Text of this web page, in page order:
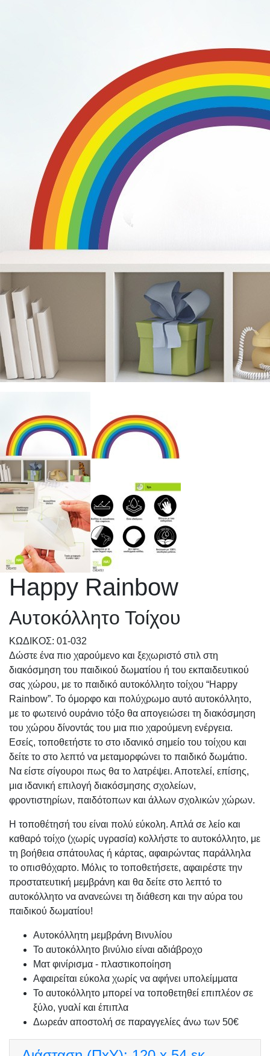
Happy Rainbow
Αυτοκόλλητο Τοίχου
KΩΔΙΚΟΣ: 01-032
Δώστε ένα πιο χαρούμενο και ξεχωριστό στιλ στη
διακόσμηση του παιδικού δωματίου ή του εκπαιδευτικού
σας χώρου, με το παιδικό αυτοκόλλητο τοίχου “Happy
Rainbow”. Το όμορφο και πολύχρωμο αυτό αυτοκόλλητο,
με το φωτεινό ουράνιο τόξο θα απογειώσει τη διακόσμηση
του χώρου δίνοντάς του μια πιο χαρούμενη ενέργεια.
Εσείς, τοποθετήστε το στο ιδανικό σημείο του τοίχου και
δείτε το στο λεπτό να μεταμορφώνει το παιδικό δωμάτιο.
Να είστε σίγουροι πως θα το λατρέψει. Αποτελεί, επίσης,
μια ιδανική επιλογή διακόσμησης σχολείων,
φροντιστηρίων, παιδότοπων και άλλων σχολικών χώρων.
Η τοποθέτησή του είναι πολύ εύκολη. Απλά σε λείο και
καθαρό τοίχο (χωρίς υγρασία) κολλήστε το αυτοκόλλητο, με
τη βοήθεια σπάτουλας ή κάρτας, αφαιρώντας παράλληλα
το οπισθόχαρτο. Μόλις το τοποθετήσετε, αφαιρέστε την
προστατευτική μεμβράνη και θα δείτε στο λεπτό το
αυτοκόλλητο να ανανεώνει τη διάθεση και την αύρα του
παιδικού δωματίου!
Αυτοκόλλητη μεμβράνη Βινυλίου
Το αυτοκόλλητο βινύλιο είναι αδιάβροχο
Ματ φινίρισμα - πλαστικοποίηση
Αφαιρείται εύκολα χωρίς να αφήνει υπολείμματα
Το αυτοκόλλητο μπορεί να τοποθετηθεί επιπλέον σε
ξύλο, γυαλί και έπιπλα
Δωρεάν αποστολή σε παραγγελίες άνω των 50€